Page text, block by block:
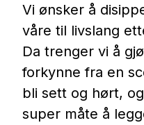
Vi ønsker å
våre til livslang
Da trenger vi å
forkynne fra en
bli sett og hørt,
super måte å